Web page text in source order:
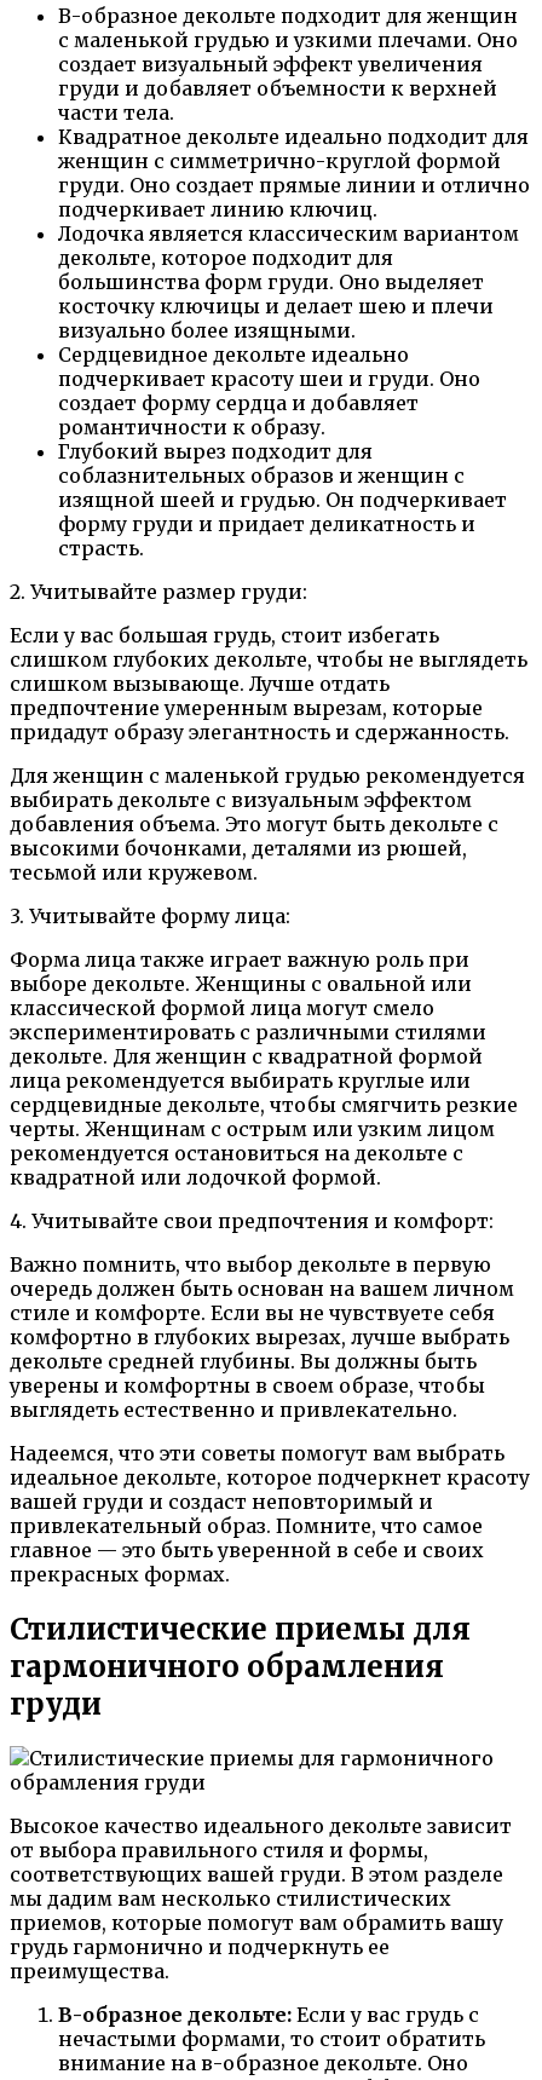
В-образное декольте подходит для женщин
с маленькой грудью и узкими плечами. Оно
создает визуальный эффект увеличения
груди и добавляет объемности к верхней
части тела.
Квадратное декольте идеально подходит для
женщин с симметрично-круглой формой
груди. Оно создает прямые линии и отлично
подчеркивает линию ключиц.
Лодочка является классическим вариантом
декольте, которое подходит для
большинства форм груди. Оно выделяет
косточку ключицы и делает шею и плечи
визуально более изящными.
Сердцевидное декольте идеально
подчеркивает красоту шеи и груди. Оно
создает форму сердца и добавляет
романтичности к образу.
Глубокий вырез подходит для
соблазнительных образов и женщин с
изящной шеей и грудью. Он подчеркивает
форму груди и придает деликатность и
страсть.
2. Учитывайте размер груди:
Если у вас большая грудь, стоит избегать
слишком глубоких декольте, чтобы не выглядеть
слишком вызывающе. Лучше отдать
предпочтение умеренным вырезам, которые
придадут образу элегантность и сдержанность.
Для женщин с маленькой грудью рекомендуется
выбирать декольте с визуальным эффектом
добавления объема. Это могут быть декольте с
высокими бочонками, деталями из рюшей,
тесьмой или кружевом.
3. Учитывайте форму лица:
Форма лица также играет важную роль при
выборе декольте. Женщины с овальной или
классической формой лица могут смело
экспериментировать с различными стилями
декольте. Для женщин с квадратной формой
лица рекомендуется выбирать круглые или
сердцевидные декольте, чтобы смягчить резкие
черты. Женщинам с острым или узким лицом
рекомендуется остановиться на декольте с
квадратной или лодочкой формой.
4. Учитывайте свои предпочтения и комфорт:
Важно помнить, что выбор декольте в первую
очередь должен быть основан на вашем личном
стиле и комфорте. Если вы не чувствуете себя
комфортно в глубоких вырезах, лучше выбрать
декольте средней глубины. Вы должны быть
уверены и комфортны в своем образе, чтобы
выглядеть естественно и привлекательно.
Надеемся, что эти советы помогут вам выбрать
идеальное декольте, которое подчеркнет красоту
вашей груди и создаст неповторимый и
привлекательный образ. Помните, что самое
главное — это быть уверенной в себе и своих
прекрасных формах.
Стилистические приемы для
гармоничного обрамления
груди
Высокое качество идеального декольте зависит
от выбора правильного стиля и формы,
соответствующих вашей груди. В этом разделе
мы дадим вам несколько стилистических
приемов, которые помогут вам обрамить вашу
грудь гармонично и подчеркнуть ее
преимущества.
В-образное декольте: Если у вас грудь с
нечастыми формами, то стоит обратить
внимание на в-образное декольте. Оно